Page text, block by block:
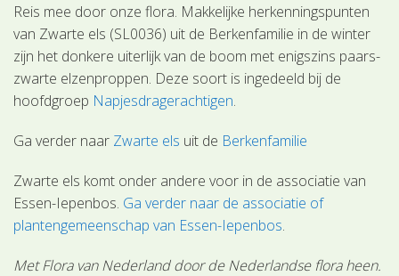
Reis mee door onze flora. Makkelijke herkenningspunten
van Zwarte els (SL0036) uit de Berkenfamilie in de winter
zijn het donkere uiterlijk van de boom met enigszins paars-
zwarte elzenproppen. Deze soort is ingedeeld bij de
hoofdgroep Napjesdragerachtigen.
Ga verder naar Zwarte els uit de Berkenfamilie
Zwarte els komt onder andere voor in de associatie van
Essen-Iepenbos. Ga verder naar de associatie of
plantengemeenschap van Essen-Iepenbos.
Met Flora van Nederland door de Nederlandse flora heen.